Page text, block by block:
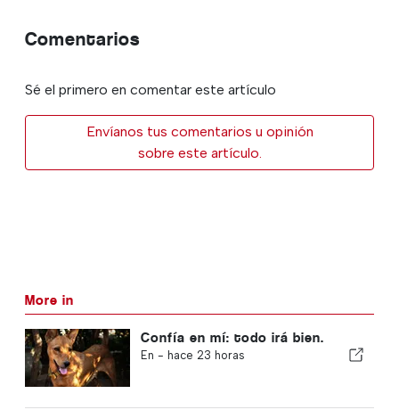
Comentarios
Sé el primero en comentar este artículo
Envíanos tus comentarios u opinión
sobre este artículo.
More in
Confía en mí: todo irá bien.
En - hace 23 horas